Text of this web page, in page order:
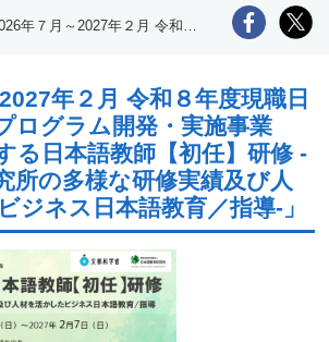
2027年２月 令和８年度現職日本語教員研修プログラム開発・実施事業「就労者に対する日本語教師【初任】研修 -日本語教育研究所の多様な研修実績及び人材を活かしたビジネス日本語教育／指導-」
年２月 令和８年度現職日
ログラム開発・実施事業
る日本語教師【初任】研修 -
所の多様な研修実績及び人
ジネス日本語教育／指導-」